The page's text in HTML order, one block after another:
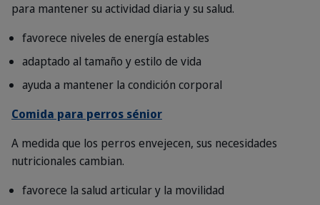
para mantener su actividad diaria y su salud.
favorece niveles de energía estables
adaptado al tamaño y estilo de vida
ayuda a mantener la condición corporal
Comida para perros sénior
A medida que los perros envejecen, sus necesidades
nutricionales cambian.
favorece la salud articular y la movilidad